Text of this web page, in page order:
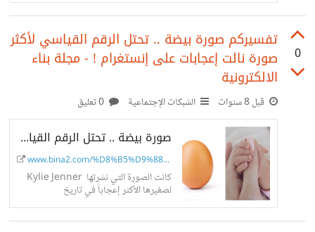
0
تفسيركم صورة بيضة .. تحتل الرقم القياسي لأكثر
صورة نالت إعجابات على إنستغرام ! - مجلة بناء
الالكترونية
قبل 8 سنوات الشبكات الإجتماعية
صورة بيضة .. تحتل الرقم القياسي لأكثر صورة نالت إعجابات على إنستغرام ! - مجلة...
www.bina2.com/%D8%B5%D9%88%D8%...
كانت الصورة التي نشرتها Kylie Jenner
لصغيرها الأكثر إعجاباً في تاريخ
Instagram ولكن ليس بعد الآن بعد ان